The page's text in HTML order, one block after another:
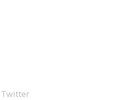
Twitter